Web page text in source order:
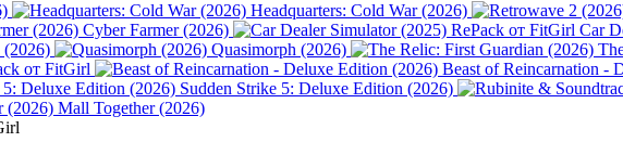
Headquarters: Cold War (2026)
Cyber Farmer (2026)
Car
(2026)
Quasimorph (2026)
от FitGirl
Beast of Reincarnation -
Sudden Strike 5: Deluxe Edition (2026)
Mall Together (2026)